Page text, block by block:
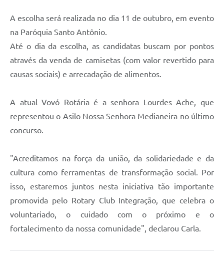
A escolha será realizada no dia 11 de outubro, em evento
na Paróquia Santo Antônio.
Até o dia da escolha, as candidatas buscam por pontos
através da venda de camisetas (com valor revertido para
causas sociais) e arrecadação de alimentos.
A atual Vovó Rotária é a senhora Lourdes Ache, que
representou o Asilo Nossa Senhora Medianeira no último
concurso.
"Acreditamos na força da união, da solidariedade e da
cultura como ferramentas de transformação social. Por
isso, estaremos juntos nesta iniciativa tão importante
promovida pelo Rotary Club Integração, que celebra o
voluntariado, o cuidado com o próximo e o
fortalecimento da nossa comunidade", declarou Carla.